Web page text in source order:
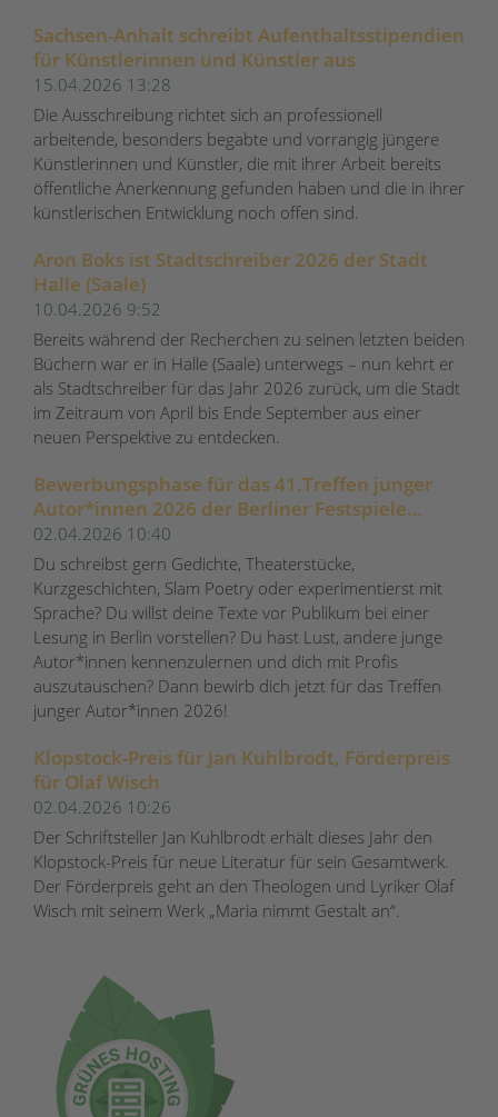
Sachsen-Anhalt schreibt Aufenthaltsstipendien
für Künstlerinnen und Künstler aus
15.04.2026 13:28
Die Ausschreibung richtet sich an professionell
arbeitende, besonders begabte und vorrangig jüngere
Künstlerinnen und Künstler, die mit ihrer Arbeit bereits
öffentliche Anerkennung gefunden haben und die in ihrer
künstlerischen Entwicklung noch offen sind.
Aron Boks ist Stadtschreiber 2026 der Stadt
Halle (Saale)
10.04.2026 9:52
Bereits während der Recherchen zu seinen letzten beiden
Büchern war er in Halle (Saale) unterwegs – nun kehrt er
als Stadtschreiber für das Jahr 2026 zurück, um die Stadt
im Zeitraum von April bis Ende September aus einer
neuen Perspektive zu entdecken.
Bewerbungsphase für das 41.Treffen junger
Autor*innen 2026 der Berliner Festspiele
gestartet
02.04.2026 10:40
Du schreibst gern Gedichte, Theaterstücke,
Kurzgeschichten, Slam Poetry oder experimentierst mit
Sprache? Du willst deine Texte vor Publikum bei einer
Lesung in Berlin vorstellen? Du hast Lust, andere junge
Autor*innen kennenzulernen und dich mit Profis
auszutauschen? Dann bewirb dich jetzt für das Treffen
junger Autor*innen 2026!
Klopstock-Preis für Jan Kuhlbrodt, Förderpreis
für Olaf Wisch
02.04.2026 10:26
Der Schriftsteller Jan Kuhlbrodt erhält dieses Jahr den
Klopstock-Preis für neue Literatur für sein Gesamtwerk.
Der Förderpreis geht an den Theologen und Lyriker Olaf
Wisch mit seinem Werk „Maria nimmt Gestalt an“.